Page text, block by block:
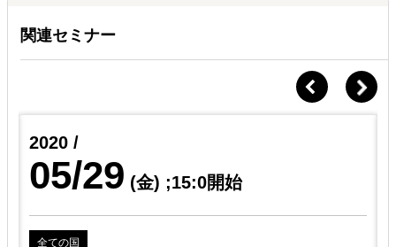
関連セミナー
2020 /
05/29 (金) ;15:0開始
全ての国